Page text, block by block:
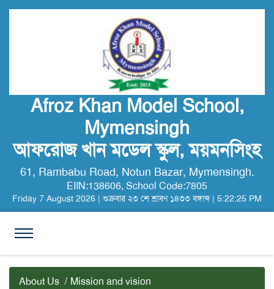
Afroz Khan Model School,
Mymensingh
আফরোজ খান মডেল স্কুল, ময়মনসিংহ
61, Rambabu Road, Notun Bazar, Mymensingh.
EIIN:138606, School Code:7805
Friday 7 August 2026 | শুক্রবার ২৩ শে শ্রাবণ ১৪৩৩ বঙ্গাব্দ | 5:22:25 PM
About Us / Mission and vision